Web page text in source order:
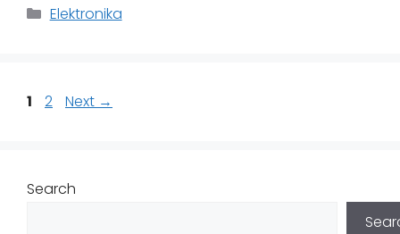
Categories
Elektronika
Page
1 Page
2 Next →
Search